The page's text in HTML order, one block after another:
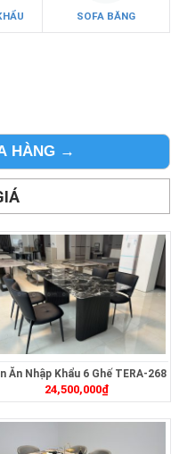
SOFA BĂNG
HÀNG →
Ăn Nhập Khẩu 6 Ghế TERA-268
24,500,000₫